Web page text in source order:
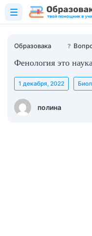
Образовака ❓
Фенология это
полина
1 декабря, 2022